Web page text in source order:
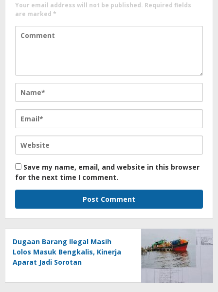
Your email address will not be published. Required fields
are marked *
Save my name, email, and website in this browser
for the next time I comment.
Dugaan Barang Ilegal Masih
Lolos Masuk Bengkalis, Kinerja
Aparat Jadi Sorotan